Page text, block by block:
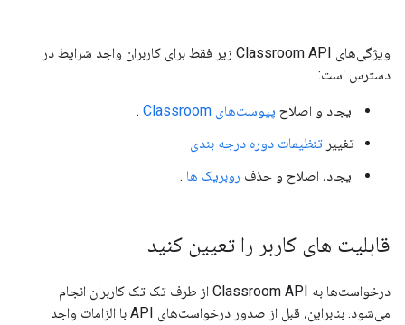
ویژگی‌های Classroom API زیر فقط برای کاربران واجد شرایط در
دسترس است:
ایجاد و اصلاح پیوست‌های Classroom
.
تغییر تنظیمات دوره درجه بندی
ایجاد، اصلاح و حذف روبریک ها .
قابلیت های کاربر را تعیین کنید
درخواست‌ها به Classroom API از طرف تک تک کاربران انجام
می‌شود. بنابراین، قبل از صدور درخواست‌های API با الزامات واجد